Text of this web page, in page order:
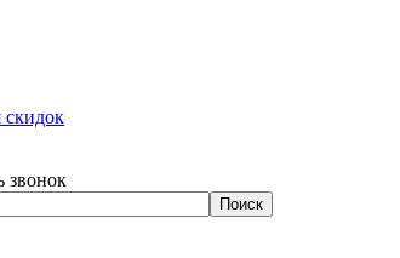
скидок
звонок